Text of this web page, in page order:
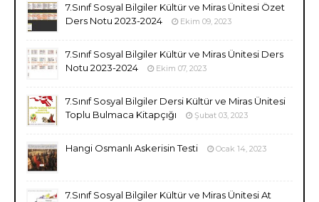
7.Sınıf Sosyal Bilgiler Kültür ve Miras Ünitesi Özet
Ders Notu 2023-2024
Ekim 09, 2023
7.Sınıf Sosyal Bilgiler Kültür ve Miras Ünitesi Ders
Notu 2023-2024
Ekim 07, 2023
7.Sınıf Sosyal Bilgiler Dersi Kültür ve Miras Ünitesi
Toplu Bulmaca Kitapçığı
Şubat 03, 2023
Hangi Osmanlı Askerisin Testi Ocak 14, 2023
7.Sınıf Sosyal Bilgiler Kültür ve Miras Ünitesi At